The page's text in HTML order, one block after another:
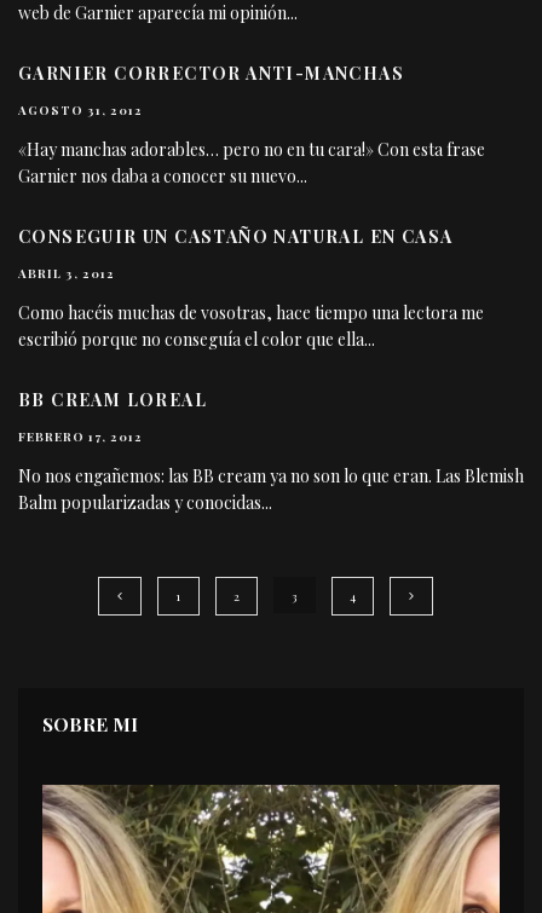
web de Garnier aparecía mi opinión...
GARNIER CORRECTOR ANTI-MANCHAS
AGOSTO 31, 2012
«Hay manchas adorables… pero no en tu cara!» Con esta frase
Garnier nos daba a conocer su nuevo...
CONSEGUIR UN CASTAÑO NATURAL EN CASA
ABRIL 3, 2012
Como hacéis muchas de vosotras, hace tiempo una lectora me
escribió porque no conseguía el color que ella...
BB CREAM LOREAL
FEBRERO 17, 2012
No nos engañemos: las BB cream ya no son lo que eran. Las Blemish
Balm popularizadas y conocidas...
1 2 3 4
SOBRE MI